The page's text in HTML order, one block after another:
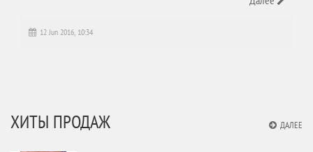
12 Jun 2016, 10:34
ХИТЫ ПРОДАЖ ДАЛЕЕ